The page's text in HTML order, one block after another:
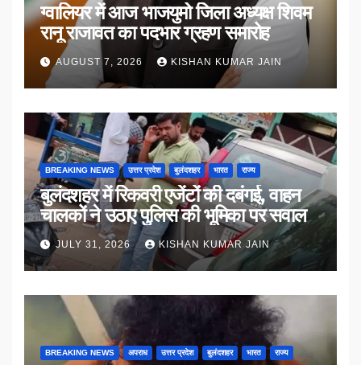
ग्वालियर में आज भाजयुमो जिला अध्यक्ष शिवम
रानू राजावत का पदभार ग्रहण समारोह
AUGUST 7, 2026 KISHAN KUMAR JAIN
BREAKING NEWS उत्तर प्रदेश बुलंदशहर भारत राज्य
बुलंदशहर में रिकवरी एजेंटों की दबंगई, वाहन
चालकों ने उठाए पुलिस की भूमिका पर सवाल
JULY 31, 2026 KISHAN KUMAR JAIN
BREAKING NEWS अपराध उत्तर प्रदेश बुलंदशहर भारत राज्य